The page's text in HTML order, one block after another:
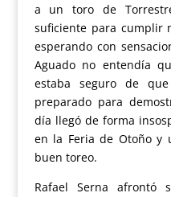
a un toro de
suficiente para cumplir
esperando con
Aguado no entendía
estaba seguro de
preparado para
día llegó de forma
en la Feria de Otoño y
buen toreo.
Rafael Serna afrontó